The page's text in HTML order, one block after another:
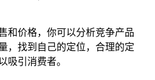
和价格，你可以分析竞争产品
，找到自己的定位，合理的定
吸引消费者。